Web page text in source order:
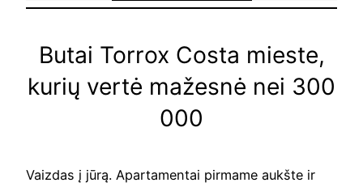
Butai Torrox Costa mieste,
kurių vertė mažesnė nei 300
000
Vaizdas į jūrą. Apartamentai pirmame aukšte ir